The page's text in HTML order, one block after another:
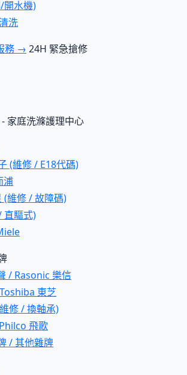
開水機)
洗
務 → 24H 緊急搶修
家庭洗滌護理中心
(維修 / E18代碼)
浦
維修 / 故障碼)
直驅式)
/ Rasonic 樂信
東芝
修 / 換軸承)
飛歌
/ 其他雜牌